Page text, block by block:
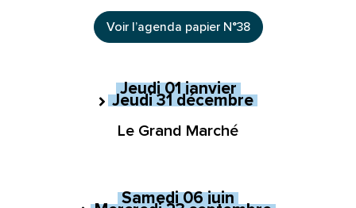
Voir l’agenda papier N°38
Du
Jeudi 01 janvier
au Jeudi 31 décembre
Le Grand Marché
Samedi 06 juin